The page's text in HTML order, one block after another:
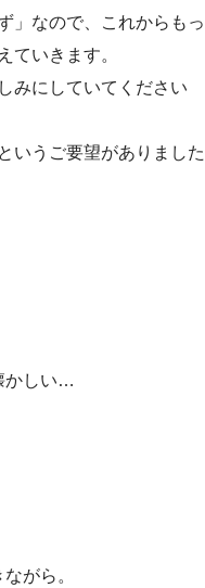
」なので、これからもっ
ていきます。
みにしていてください
いうご要望がありました
かしい…
がら。